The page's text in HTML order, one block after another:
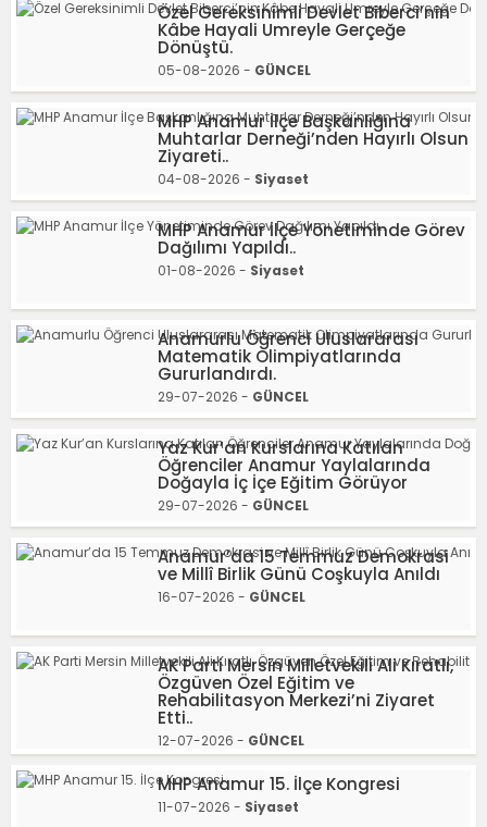
Özel Gereksinimli Devlet Biberci’nin
Kâbe Hayali Umreyle Gerçeğe
Dönüştü.
05-08-2026 - GÜNCEL
MHP Anamur İlçe Başkanlığına
Muhtarlar Derneği’nden Hayırlı Olsun
Ziyareti..
04-08-2026 - Siyaset
MHP Anamur İlçe Yönetiminde Görev
Dağılımı Yapıldı..
01-08-2026 - Siyaset
Anamurlu Öğrenci Uluslararası
Matematik Olimpiyatlarında
Gururlandırdı.
29-07-2026 - GÜNCEL
Yaz Kur’an Kurslarına Katılan
Öğrenciler Anamur Yaylalarında
Doğayla İç İçe Eğitim Görüyor
29-07-2026 - GÜNCEL
Anamur’da 15 Temmuz Demokrasi
ve Millî Birlik Günü Coşkuyla Anıldı
16-07-2026 - GÜNCEL
AK Parti Mersin Milletvekili Ali Kıratlı,
Özgüven Özel Eğitim ve
Rehabilitasyon Merkezi’ni Ziyaret
Etti..
12-07-2026 - GÜNCEL
MHP Anamur 15. İlçe Kongresi
11-07-2026 - Siyaset